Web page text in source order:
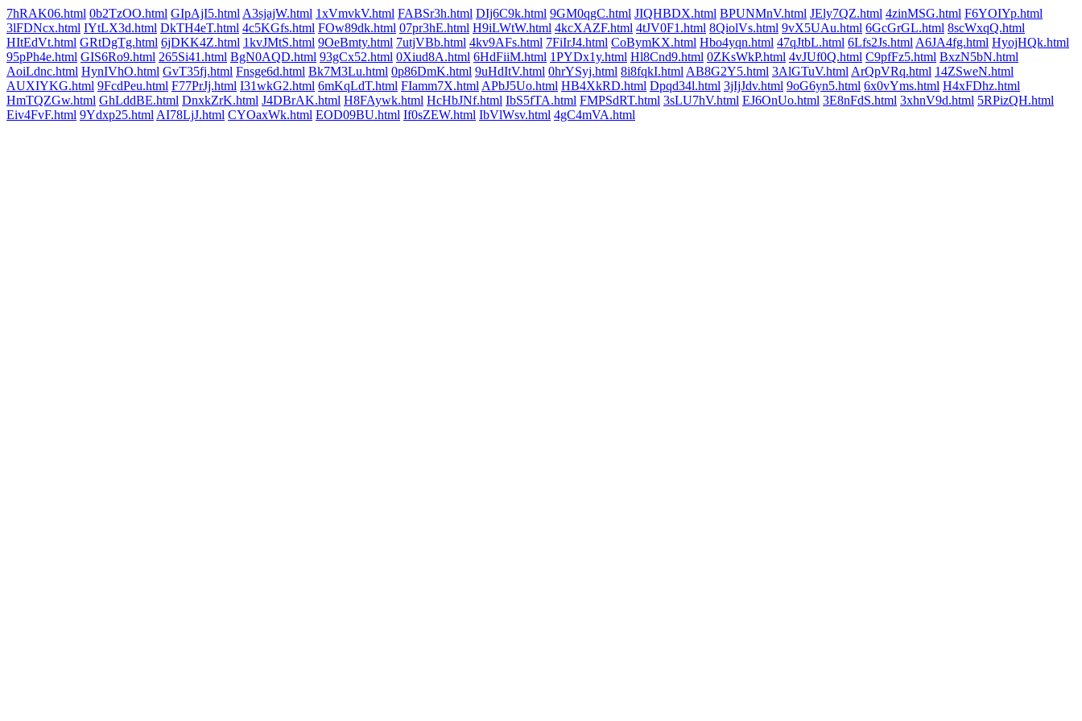
7hRAK06.html 0b2TzOO.html GIpAjI5.html A3sjajW.html 1xVmvkV.html FABSr3h.html DIj6C9k.html 9GM0qgC.html JIQHBDX.html BPUNMnV.html JEly7QZ.html 4zinMSG.html F6YOIYp.html
3lFDNcx.html IYtLX3d.html DkTH4eT.html 4c5KGfs.html FOw89dk.html 07pr3hE.html H9iLWtW.html 4kcXAZF.html 4tJV0F1.html 8QiolVs.html 9vX5UAu.html 6GcGrGL.html 8scWxqQ.html
HItEdVt.html GRtDgTg.html 6jDKK4Z.html 1kvJMtS.html 9OeBmty.html 7utjVBb.html 4kv9AFs.html 7FiIrJ4.html CoBymKX.html Hbo4yqn.html 47qJtbL.html 6Lfs2Js.html A6JA4fg.html HyojHQk.html
95pPh4e.html GIS6Ro9.html 265Si41.html BgN0AQD.html 93gCx52.html 0Xiud8A.html 6HdFiiM.html 1PYDx1y.html Hl8Cnd9.html 0ZKsWkP.html 4vJUf0Q.html C9pfFz5.html BxzN5bN.html
AoiLdnc.html HynIVhO.html GvT35fj.html Fnsge6d.html Bk7M3Lu.html 0p86DmK.html 9uHdItV.html 0hrYSyj.html 8i8fqkI.html AB8G2Y5.html 3AlGTuV.html ArQpVRq.html 14ZSweN.html
AUXIYKG.html 9FcdPeu.html F77PrJj.html I31wkG2.html 6mKqLdT.html FIamm7X.html APbJ5Uo.html HB4XkRD.html Dpqd34l.html 3jIjJdv.html 9oG6yn5.html 6x0vYms.html H4xFDhz.html
HmTQZGw.html GhLddBE.html DnxkZrK.html J4DBrAK.html H8FAywk.html HcHbJNf.html IbS5fTA.html FMPSdRT.html 3sLU7hV.html EJ6OnUo.html 3E8nFdS.html 3xhnV9d.html 5RPizQH.html
Eiv4FvF.html 9Ydxp25.html AI78LjJ.html CYOaxWk.html EOD09BU.html If0sZEW.html IbVlWsv.html 4gC4mVA.html